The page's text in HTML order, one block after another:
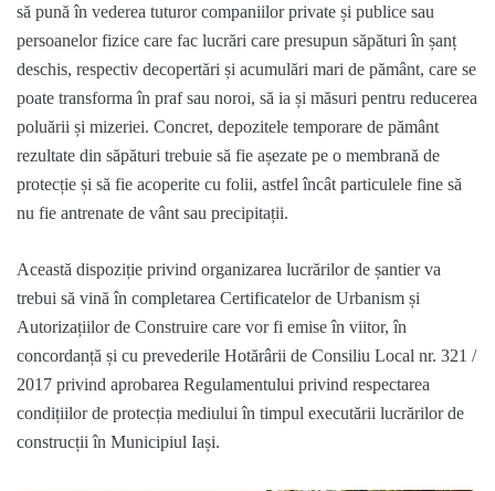
să pună în vederea tuturor companiilor private și publice sau
persoanelor fizice care fac lucrări care presupun săpături în șanț
deschis, respectiv decopertări și acumulări mari de pământ, care se
poate transforma în praf sau noroi, să ia și măsuri pentru reducerea
poluării și mizeriei. Concret, depozitele temporare de pământ
rezultate din săpături trebuie să fie așezate pe o membrană de
protecție și să fie acoperite cu folii, astfel încât particulele fine să
nu fie antrenate de vânt sau precipitații.
Această dispoziție privind organizarea lucrărilor de șantier va
trebui să vină în completarea Certificatelor de Urbanism și
Autorizațiilor de Construire care vor fi emise în viitor, în
concordanță și cu prevederile Hotărârii de Consiliu Local nr. 321 /
2017 privind aprobarea Regulamentului privind respectarea
condițiilor de protecția mediului în timpul executării lucrărilor de
construcții în Municipiul Iași.